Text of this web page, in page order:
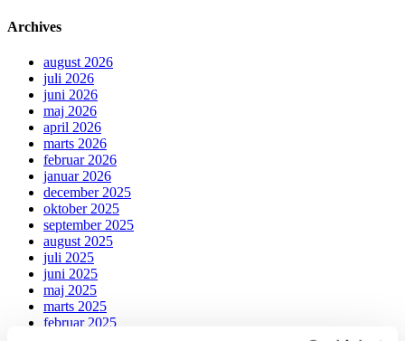
Archives
august 2026
juli 2026
juni 2026
maj 2026
april 2026
marts 2026
februar 2026
januar 2026
december 2025
oktober 2025
september 2025
august 2025
juli 2025
juni 2025
maj 2025
marts 2025
februar 2025